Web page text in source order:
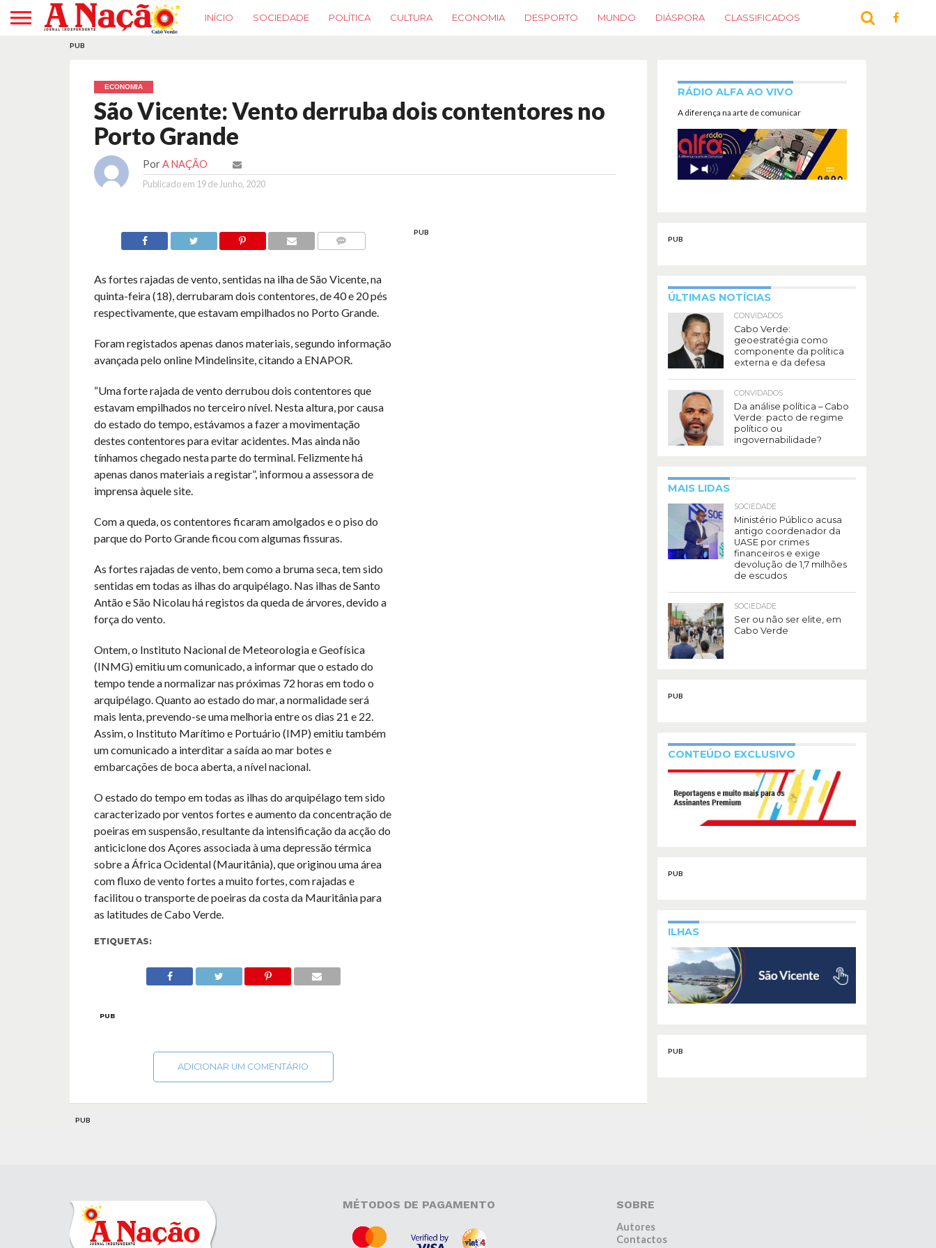
INÍCIO SOCIEDADE POLÍTICA CULTURA ECONOMIA DESPORTO MUNDO DIÁSPORA CLASSIFICADOS
PUB
ECONOMIA
São Vicente: Vento derruba dois contentores no
Porto Grande
Por A NAÇÃO
Publicado em 19 de Junho, 2020
As fortes rajadas de vento, sentidas na ilha de São Vicente, na
quinta-feira (18), derrubaram dois contentores, de 40 e 20 pés
respectivamente, que estavam empilhados no Porto Grande.
Foram registados apenas danos materiais, segundo informação
avançada pelo online Mindelinsite, citando a ENAPOR.
“Uma forte rajada de vento derrubou dois contentores que
estavam empilhados no terceiro nível. Nesta altura, por causa
do estado do tempo, estávamos a fazer a movimentação
destes contentores para evitar acidentes. Mas ainda não
tínhamos chegado nesta parte do terminal. Felizmente há
apenas danos materiais a registar”, informou a assessora de
imprensa àquele site.
Com a queda, os contentores ficaram amolgados e o piso do
parque do Porto Grande ficou com algumas fissuras.
As fortes rajadas de vento, bem como a bruma seca, tem sido
sentidas em todas as ilhas do arquipélago. Nas ilhas de Santo
Antão e São Nicolau há registos da queda de árvores, devido a
força do vento.
Ontem, o Instituto Nacional de Meteorologia e Geofísica
(INMG) emitiu um comunicado, a informar que o estado do
tempo tende a normalizar nas próximas 72 horas em todo o
arquipélago. Quanto ao estado do mar, a normalidade será
mais lenta, prevendo-se uma melhoria entre os dias 21 e 22.
Assim, o Instituto Marítimo e Portuário (IMP) emitiu também
um comunicado a interditar a saída ao mar botes e
embarcações de boca aberta, a nível nacional.
O estado do tempo em todas as ilhas do arquipélago tem sido
caracterizado por ventos fortes e aumento da concentração de
poeiras em suspensão, resultante da intensificação da acção do
anticiclone dos Açores associada à uma depressão térmica
sobre a África Ocidental (Mauritânia), que originou uma área
com fluxo de vento fortes a muito fortes, com rajadas e
facilitou o transporte de poeiras da costa da Mauritânia para
as latitudes de Cabo Verde.
ETIQUETAS:
PUB
ADICIONAR UM COMENTÁRIO
PUB
RÁDIO ALFA AO VIVO
A diferença na arte de comunicar
PUB
ÚLTIMAS NOTÍCIAS
CONVIDADOS
Cabo Verde:
geoestratégia como
componente da política
externa e da defesa
CONVIDADOS
Da análise política – Cabo
Verde: pacto de regime
político ou
ingovernabilidade?
MAIS LIDAS
SOCIEDADE
Ministério Público acusa
antigo coordenador da
UASE por crimes
financeiros e exige
devolução de 1,7 milhões
de escudos
SOCIEDADE
Ser ou não ser elite, em
Cabo Verde
PUB
CONTEÚDO EXCLUSIVO
PUB
ILHAS
PUB
PUB
MÉTODOS DE PAGAMENTO SOBRE
Autores
Contactos